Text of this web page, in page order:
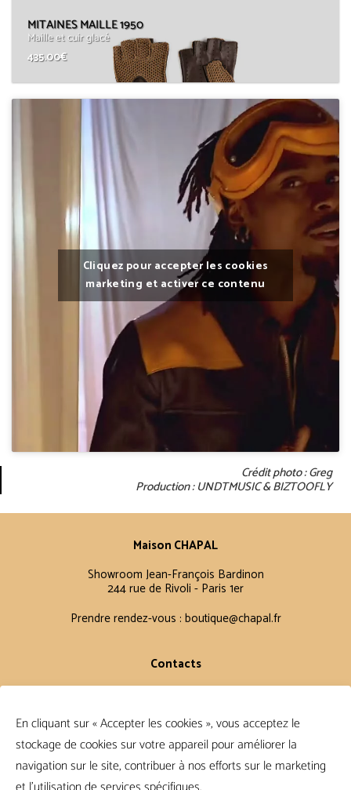
En cliquant sur « Accepter les cookies », vous acceptez le
stockage de cookies sur votre appareil pour améliorer la
navigation sur le site, contribuer à nos efforts sur le marketing
MITAINES MAILLE 1950
Maille et cuir glacé
435.00€
Cliquez pour accepter les cookies
marketing et activer ce contenu
Crédit photo : Greg
Production : UNDTMUSIC & BIZTOOFLY
Maison CHAPAL
Showroom Jean-François Bardinon
244 rue de Rivoli - Paris 1er
Prendre rendez-vous : boutique@chapal.fr
Contacts
Claire
+33 6 12 15 15 61